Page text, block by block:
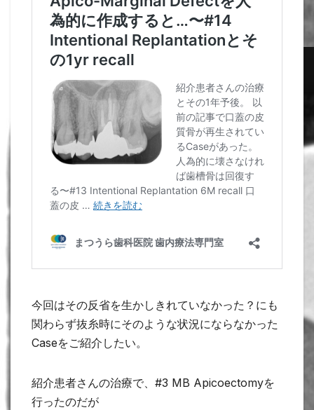
今回はその反省を生かしきれていなかった？にも
関わらず抜糸時にそのような状況にならなかった
Caseをご紹介したい。
紹介患者さんの治療で、#3 MB Apicoectomyを
行ったのだが